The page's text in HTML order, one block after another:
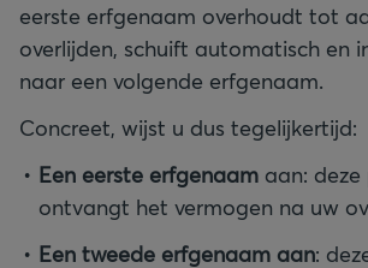
eerste erfgenaam overhoudt tot
overlijden, schuift automatisch en
naar een volgende erfgenaam.
Concreet, wijst u dus tegelijkertijd:
Een eerste erfgenaam aan:
ontvangt het vermogen na uw
Een tweede erfgenaam aan: